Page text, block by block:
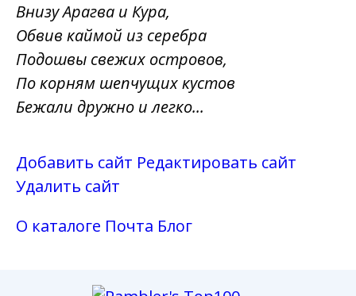
Внизу Арагва и Кура,
Обвив каймой из серебра
Подошвы свежих островов,
По корням шепчущих кустов
Бежали дружно и легко...
Добавить сайт Редактировать сайт
Удалить сайт
О каталоге Почта Блог